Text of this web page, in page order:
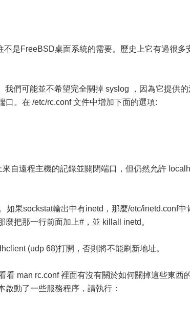
是FreeBSD桌面系統的需要。歷史上它有過很多
們可能並不希望完全關掉 syslog ，因為它提供的
。在 /etc/rc.conf 文件中增加下面的選項:
自遠程主機的記錄並關閉端口，但仍然允許
如果sockstat輸出中有inetd，那麼/etc/inetd.conf中
把那一行前面加上#，並 killall inetd。
(udp 68)打開，否則將不能刷新地址。
看 man rc.conf 裡面有沒有關於如何關掉這些東西
動了一些服務程序，請執行：